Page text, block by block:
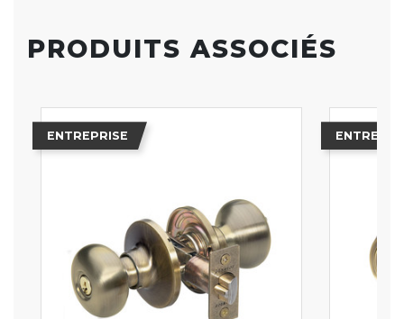
PRODUITS ASSOCIÉS
ENTREPRISE